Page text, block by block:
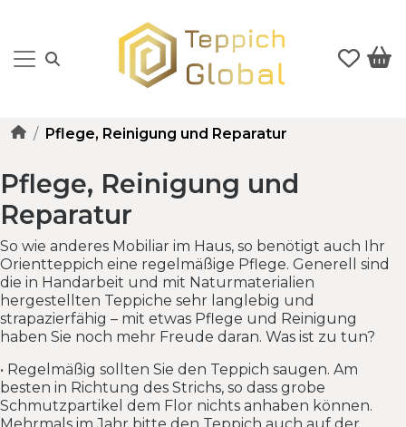
Pflege, Reinigung und Reparatur
Pflege, Reinigung und
Reparatur
So wie anderes Mobiliar im Haus, so benötigt auch Ihr
Orientteppich eine regelmäßige Pflege. Generell sind
die in Handarbeit und mit Naturmaterialien
hergestellten Teppiche sehr langlebig und
strapazierfähig – mit etwas Pflege und Reinigung
haben Sie noch mehr Freude daran. Was ist zu tun?
• Regelmäßig sollten Sie den Teppich saugen. Am
besten in Richtung des Strichs, so dass grobe
Schmutzpartikel dem Flor nichts anhaben können.